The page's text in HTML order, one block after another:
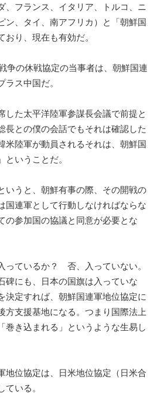
、フランス、イタリア、トルコ、ニ
ン、タイ、南アフリカ）と「朝鮮国
り、現在も有効だ。
争の休戦協定の当事者は、朝鮮国連
ラス中国だ。
た太平洋陸軍参謀長会議で前提と
長との僕の会話でもそれは確認した
米陸軍が動員されるそれは、朝鮮国
ということだ。
うと、朝鮮有事の際、その開戦の
国連軍として行動しなければならな
の参加国の協議と同意が必要とな
っているか？ 否、入っていない。
碑にも、日本の国旗は入っていな
決定すれば、朝鮮国連軍地位協定に
方支援基地になる。つまり国際法上
巻き込まれる」というような生易し
位協定は、日米地位協定（日米合
ている。